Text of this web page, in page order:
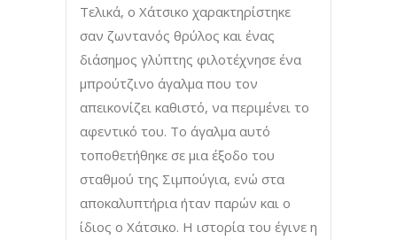
Τελικά, ο Χάτσικο χαρακτηρίστηκε
σαν ζωντανός θρύλος και ένας
διάσημος γλύπτης φιλοτέχνησε ένα
μπρούτζινο άγαλμα που τον
απεικονίζει καθιστό, να περιμένει το
αφεντικό του. Το άγαλμα αυτό
τοποθετήθηκε σε μια έξοδο του
σταθμού της Σιμπούγια, ενώ στα
αποκαλυπτήρια ήταν παρών και ο
ίδιος ο Χάτσικο. Η ιστορία του έγινε η